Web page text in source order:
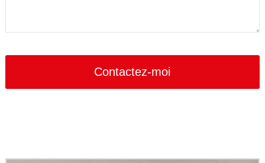
Email *
Contactez-moi